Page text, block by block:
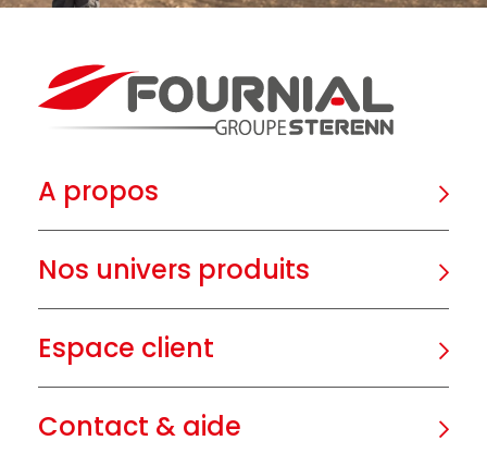
A propos
Nos univers produits
Espace client
Contact & aide